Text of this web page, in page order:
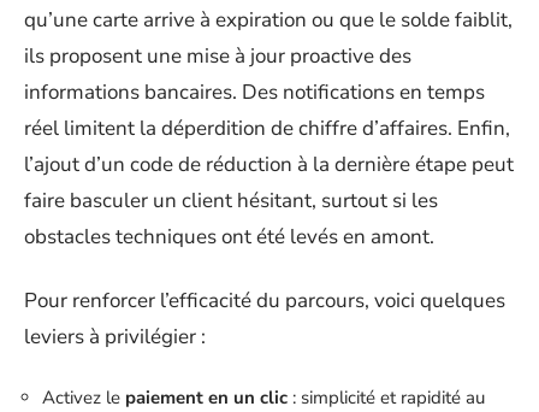
qu’une carte arrive à expiration ou que le solde faiblit,
ils proposent une mise à jour proactive des
informations bancaires. Des notifications en temps
réel limitent la déperdition de chiffre d’affaires. Enfin,
l’ajout d’un code de réduction à la dernière étape peut
faire basculer un client hésitant, surtout si les
obstacles techniques ont été levés en amont.
Pour renforcer l’efficacité du parcours, voici quelques
leviers à privilégier :
Activez le paiement en un clic : simplicité et rapidité au